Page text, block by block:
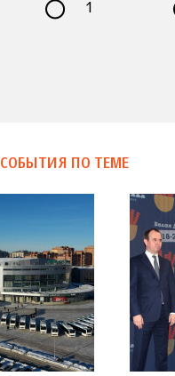
1
ПО ТЕМЕ